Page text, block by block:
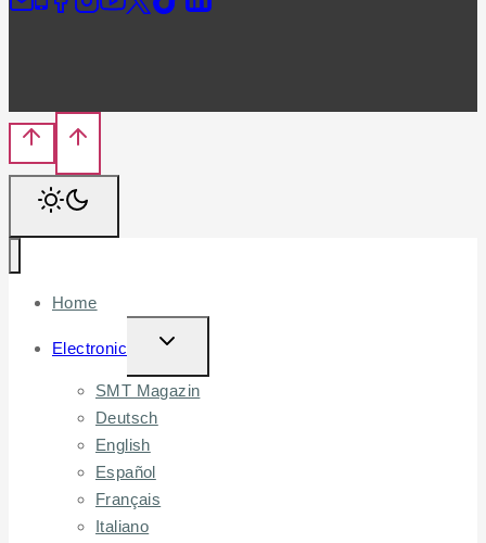
Home
Electronic
TOGGLE
CHILD
MENU
SMT Magazin
Deutsch
English
Español
Français
Italiano